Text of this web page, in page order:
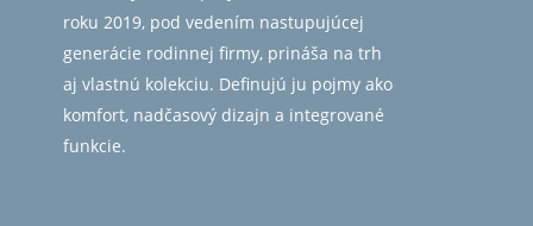
roku 2019, pod vedením nastupujúcej
generácie rodinnej firmy, prináša na trh
aj vlastnú kolekciu. Definujú ju pojmy ako
komfort, nadčasový dizajn a integrované
funkcie.